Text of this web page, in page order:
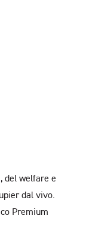
del welfare e
dal vivo.
Premium